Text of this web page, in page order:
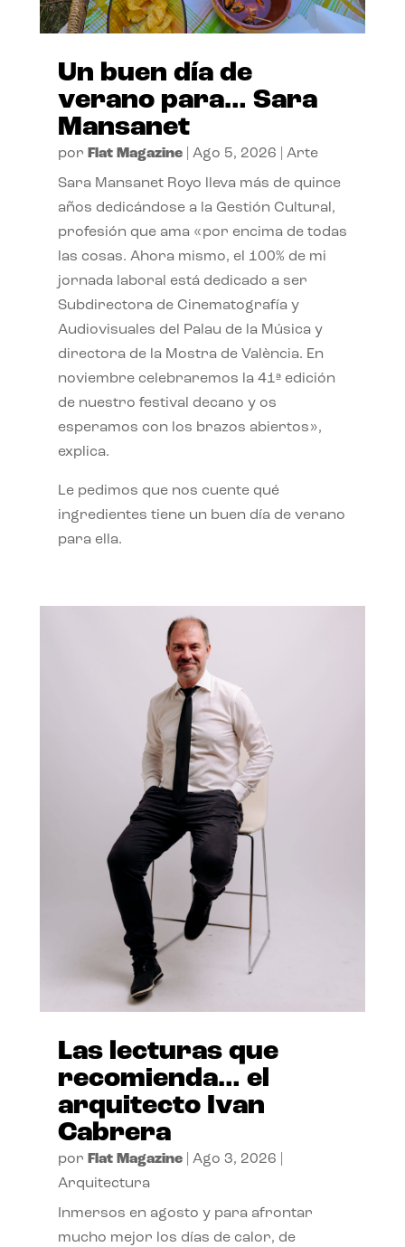
Un buen día de
verano para… Sara
Mansanet
por Flat Magazine| Ago 5, 2026 Arte
Sara Mansanet Royo lleva más de quince
años dedicándose a la Gestión Cultural,
profesión que ama «por encima de todas
las cosas. Ahora mismo, el 100% de mi
jornada laboral está dedicado a ser
Subdirectora de Cinematografía y
Audiovisuales del Palau de la Música y
directora de la Mostra de València. En
noviembre celebraremos la 41ª edición
de nuestro festival decano y os
esperamos con los brazos abiertos»,
explica.
Le pedimos que nos cuente qué
ingredientes tiene un buen día de verano
para ella.
Las lecturas que
recomienda… el
arquitecto Ivan
Cabrera
por Flat Magazine| Ago 3, 2026
Arquitectura
Inmersos en agosto y para afrontar
mucho mejor los días de calor, de